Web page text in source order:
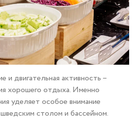
и двигательная активность –
хорошего отдыха. Именно
уделяет особое внимание
столом и бассейном.